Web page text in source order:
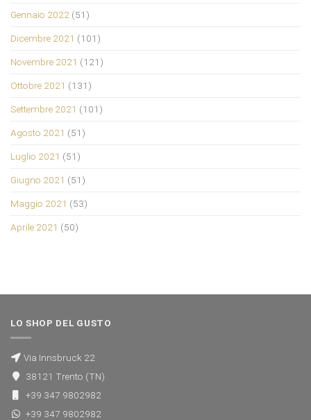
Gennaio 2022 (51)
Dicembre 2021 (101)
Novembre 2021 (121)
Ottobre 2021 (131)
Settembre 2021 (101)
Agosto 2021 (51)
Luglio 2021 (51)
Giugno 2021 (51)
Maggio 2021 (53)
Aprile 2021 (50)
LO SHOP DEL GUSTO
Via Innsbruck 22
38121 Trento (TN)
+39 347 9802982
+39 347 9802982